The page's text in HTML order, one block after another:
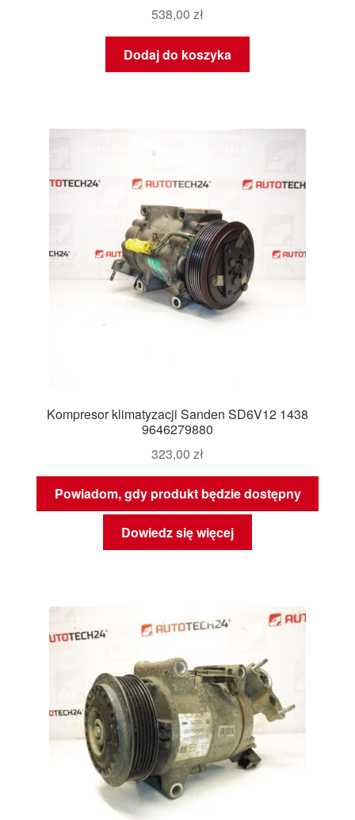
538,00 zł
Dodaj do koszyka
Kompresor klimatyzacji Sanden SD6V12 1438
9646279880
323,00 zł
Powiadom, gdy produkt będzie dostępny
Dowiedz się więcej